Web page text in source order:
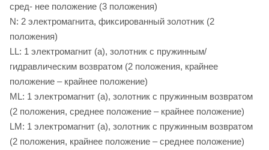
сред- нее положение (3 положения)
N: 2 электромагнита, фиксированный золотник (2
положения)
LL: 1 электромагнит (a), золотник с пружинным/
гидравлическим возвратом (2 положения, крайнее
положение – крайнее положение)
ML: 1 электромагнит (a), золотник с пружинным возвратом
(2 положения, среднее положение – крайнее положение)
LM: 1 электромагнит (a), золотник с пружинным возвратом
(2 положения, крайнее положение – среднее положение)